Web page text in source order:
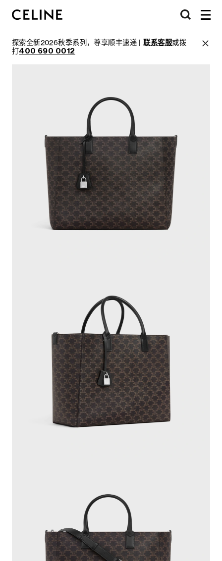
探索全新2026秋季系列，尊享顺丰速递 |联系客服或拨
打400 690 0012